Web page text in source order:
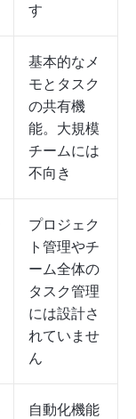
す
基本的なメ
モとタスク
の共有機
能。大規模
チームには
不向き
プロジェク
ト管理やチ
ーム全体の
タスク管理
には設計さ
れていませ
ん
自動化機能